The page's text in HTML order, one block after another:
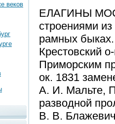
веков
ЕЛАГИНЫ
строениями
рамных
Крестовский
Приморским
ок. 1831
А. И. Мальте,
разводной
В. В.